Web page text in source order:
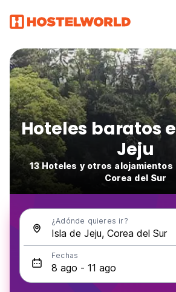
Hoteles baratos
Jeju
13 Hoteles y otros alojamientos
Corea del Sur
¿Adónde quieres ir?
Fechas